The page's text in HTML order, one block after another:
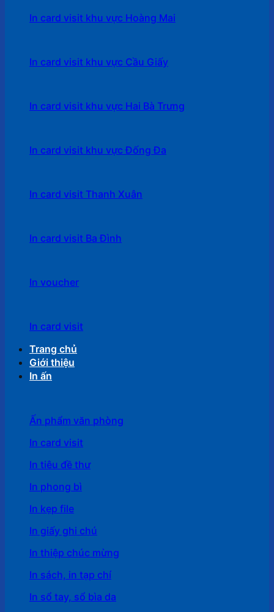
In card visit khu vực Hoàng Mai
In card visit khu vực Cầu Giấy
In card visit khu vực Hai Bà Trưng
In card visit khu vực Đống Đa
In card visit Thanh Xuân
In card visit Ba Đình
In voucher
In card visit
Trang chủ
Giới thiệu
In ấn
Ấn phẩm văn phòng
In card visit
In tiêu đề thư
In phong bì
In kẹp file
In giấy ghi chú
In thiệp chúc mừng
In sách, in tạp chí
In sổ tay, sổ bìa da